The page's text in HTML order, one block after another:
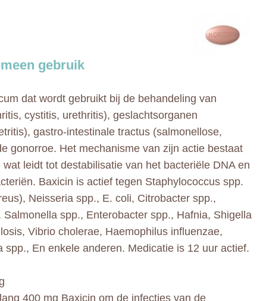
gebruik
dat wordt gebruikt bij de behandeling van
cystitis, urethritis), geslachtsorganen
gastro-intestinale tractus (salmonellose,
gonorroe. Het mechanisme van zijn actie bestaat
leidt tot destabilisatie van het bacteriële DNA en
Baxicin is actief tegen Staphylococcus spp.
Neisseria spp., E. coli, Citrobacter spp.,
spp., Enterobacter spp., Hafnia, Shigella
Vibrio cholerae, Haemophilus influenzae,
spp., En enkele anderen. Medicatie is 12 uur actief.
400 mg Baxicin om de infecties van de